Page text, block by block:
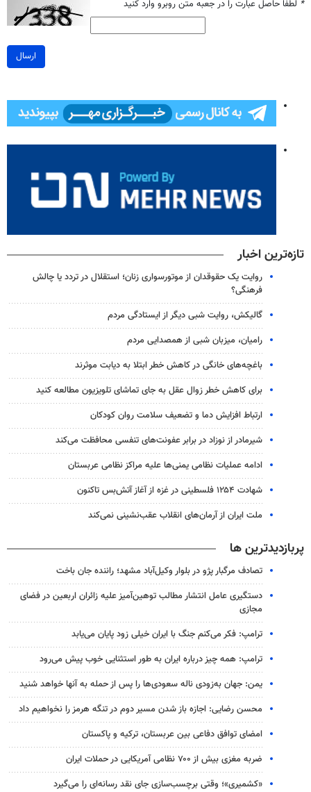
* لطفا حاصل عبارت را در جعبه متن روبرو وارد کنید
ارسال
تازه‌ترین اخبار
روایت یک حقوقدان از موتورسواری زنان؛ استقلال در تردد یا چالش
فرهنگی؟
گالیکش، روایت شبی دیگر از ایستادگی مردم
رامیان، میزبان شبی از همصدایی مردم
باغچه‌های خانگی در کاهش خطر ابتلا به دیابت موثرند
برای کاهش خطر زوال عقل به جای تماشای تلویزیون مطالعه کنید
ارتباط افزایش دما و تضعیف سلامت روان کودکان
شیرمادر از نوزاد در برابر عفونت‌های تنفسی محافظت می‌کند
ادامه عملیات نظامی یمنی‌ها علیه مراکز نظامی عربستان
شهادت ۱۲۵۴ فلسطینی در غزه از آغاز آتش‌بس تاکنون
ملت ایران از آرمان‌های انقلاب عقب‌نشینی نمی‌کند
پربازدیدترین ها
تصادف مرگبار پژو در بلوار وکیل‌آباد مشهد؛ راننده جان باخت
دستگیری عامل انتشار مطالب توهین‌آمیز علیه زائران اربعین در فضای
مجازی
ترامپ: فکر می‌کنم جنگ با ایران خیلی زود پایان می‌یابد
ترامپ: همه چیز درباره ایران به طور استثنایی خوب پیش می‌رود
یمن: جهان به‌زودی ناله سعودی‌ها را پس از حمله به آنها خواهد شنید
محسن رضایی: اجازه باز شدن مسیر دوم در تنگه هرمز را نخواهیم داد
امضای توافق دفاعی بین عربستان، ترکیه و پاکستان
ضربه مغزی بیش از ۷۰۰ نظامی آمریکایی در حملات ایران
«کشمیری»؛ وقتی برچسب‌سازی جای نقد رسانه‌ای را می‌گیرد